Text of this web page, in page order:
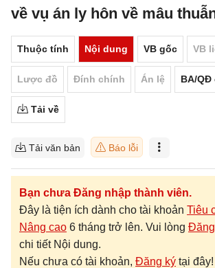
về vụ án ly hôn về mâu
Thuộc tính Nội dung VB gốc VB
Lược đồ Đính chính Án lệ BA/
Tải về
Tải văn bản Báo lỗi
Bạn chưa Đăng nhập thành viên.
Đây là tiện ích dành cho tài khoản Tiêu
Nâng cao 6 tháng trở lên. Vui lòng
chi tiết Nội dung.
Nếu chưa có tài khoản, Đăng ký tại đây!